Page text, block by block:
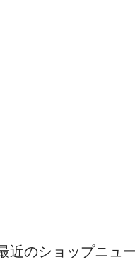
近のショップニュ